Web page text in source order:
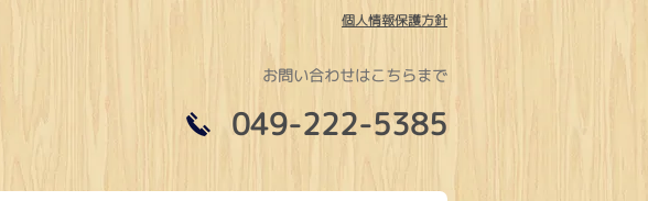
個人情報保護方針
お問い合わせはこちらまで
049-222-5385